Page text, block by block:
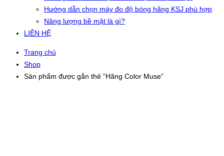
Hướng dẫn chọn máy đo độ bóng hãng KSJ phù hợp
Năng lượng bề mặt là gì?
LIÊN HỆ
Trang chủ
Shop
Sản phẩm được gắn thẻ “Hãng Color Muse”